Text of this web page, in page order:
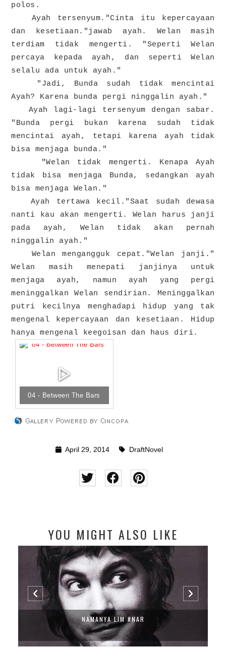
polos.
Ayah tersenyum."Cinta itu kepercayaan
dan kesetiaan."jawab ayah. Welan masih
terdiam tidak mengerti. "Seperti Welan
percaya kepada ayah, dan seperti Welan
selalu ada untuk ayah."
"Jadi, Bunda sudah tidak mencintai
Ayah? Karena bunda pergi ninggalin ayah."
Ayah lagi-lagi tersenyum dengan sabar.
"Bunda pergi bukan karena sudah tidak
mencintai ayah, tetapi karena ayah tidak
bisa menjaga bunda."
"Welan tidak mengerti. Kenapa Ayah
tidak bisa menjaga Bunda, sedangkan ayah
bisa menjaga Welan."
Ayah tertawa kecil."Saat sudah dewasa
nanti kau akan mengerti. Welan harus janji
pada ayah, Welan tidak akan pernah
ninggalin ayah."
Welan mengangguk cepat."Welan janji."
Welan masih menepati janjinya untuk
menjaga ayah, namun ayah yang pergi
meninggalkan Welan sendirian. Meninggalkan
putri kecilnya menghadapi hidup yang tak
mengenal kepercayaan dan kesetiaan. Hidup
hanya mengenal keegoisan dan haus diri.
04 - Between The Bars
April 29, 2014 DraftNovel
YOU MIGHT ALSO LIKE
NAMANYA LIM #NAR